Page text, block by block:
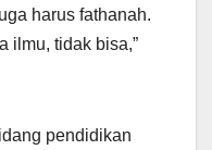
harus fathanah.
ilmu, tidak bisa,”
pendidikan